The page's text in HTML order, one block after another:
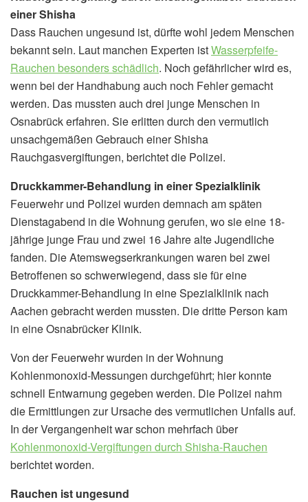
einer Shisha
Dass Rauchen ungesund ist, dürfte wohl jedem Menschen
bekannt sein. Laut manchen Experten istWasserpfeife-
Rauchen besonders schädlich. Noch gefährlicher wird es,
wenn bei der Handhabung auch noch Fehler gemacht
werden. Das mussten auch drei junge Menschen in
Osnabrück erfahren. Sie erlitten durch den vermutlich
unsachgemäßen Gebrauch einer Shisha
Rauchgasvergiftungen, berichtet die Polizei.
Druckkammer-Behandlung in einer Spezialklinik
Feuerwehr und Polizei wurden demnach am späten
Dienstagabend in die Wohnung gerufen, wo sie eine 18-
jährige junge Frau und zwei 16 Jahre alte Jugendliche
fanden. Die Atemswegserkrankungen waren bei zwei
Betroffenen so schwerwiegend, dass sie für eine
Druckkammer-Behandlung in eine Spezialklinik nach
Aachen gebracht werden mussten. Die dritte Person kam
in eine Osnabrücker Klinik.
Von der Feuerwehr wurden in der Wohnung
Kohlenmonoxid-Messungen durchgeführt; hier konnte
schnell Entwarnung gegeben werden. Die Polizei nahm
die Ermittlungen zur Ursache des vermutlichen Unfalls auf.
In der Vergangenheit war schon mehrfach über
Kohlenmonoxid-Vergiftungen durch Shisha-Rauchen
berichtet worden.
Rauchen ist ungesund